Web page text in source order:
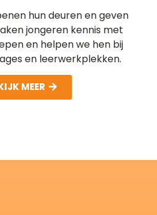
hun deuren en geven
jongeren kennis met
en helpen we hen bij
en leerwerkplekken.
MEER